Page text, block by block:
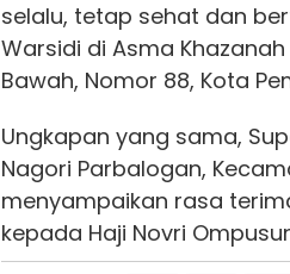
selalu, tetap sehat dan
Warsidi di Asma
Bawah, Nomor 88, Kota
Ungkapan yang sama,
Nagori Parbalogan,
menyampaikan rasa
kepada Haji Novri